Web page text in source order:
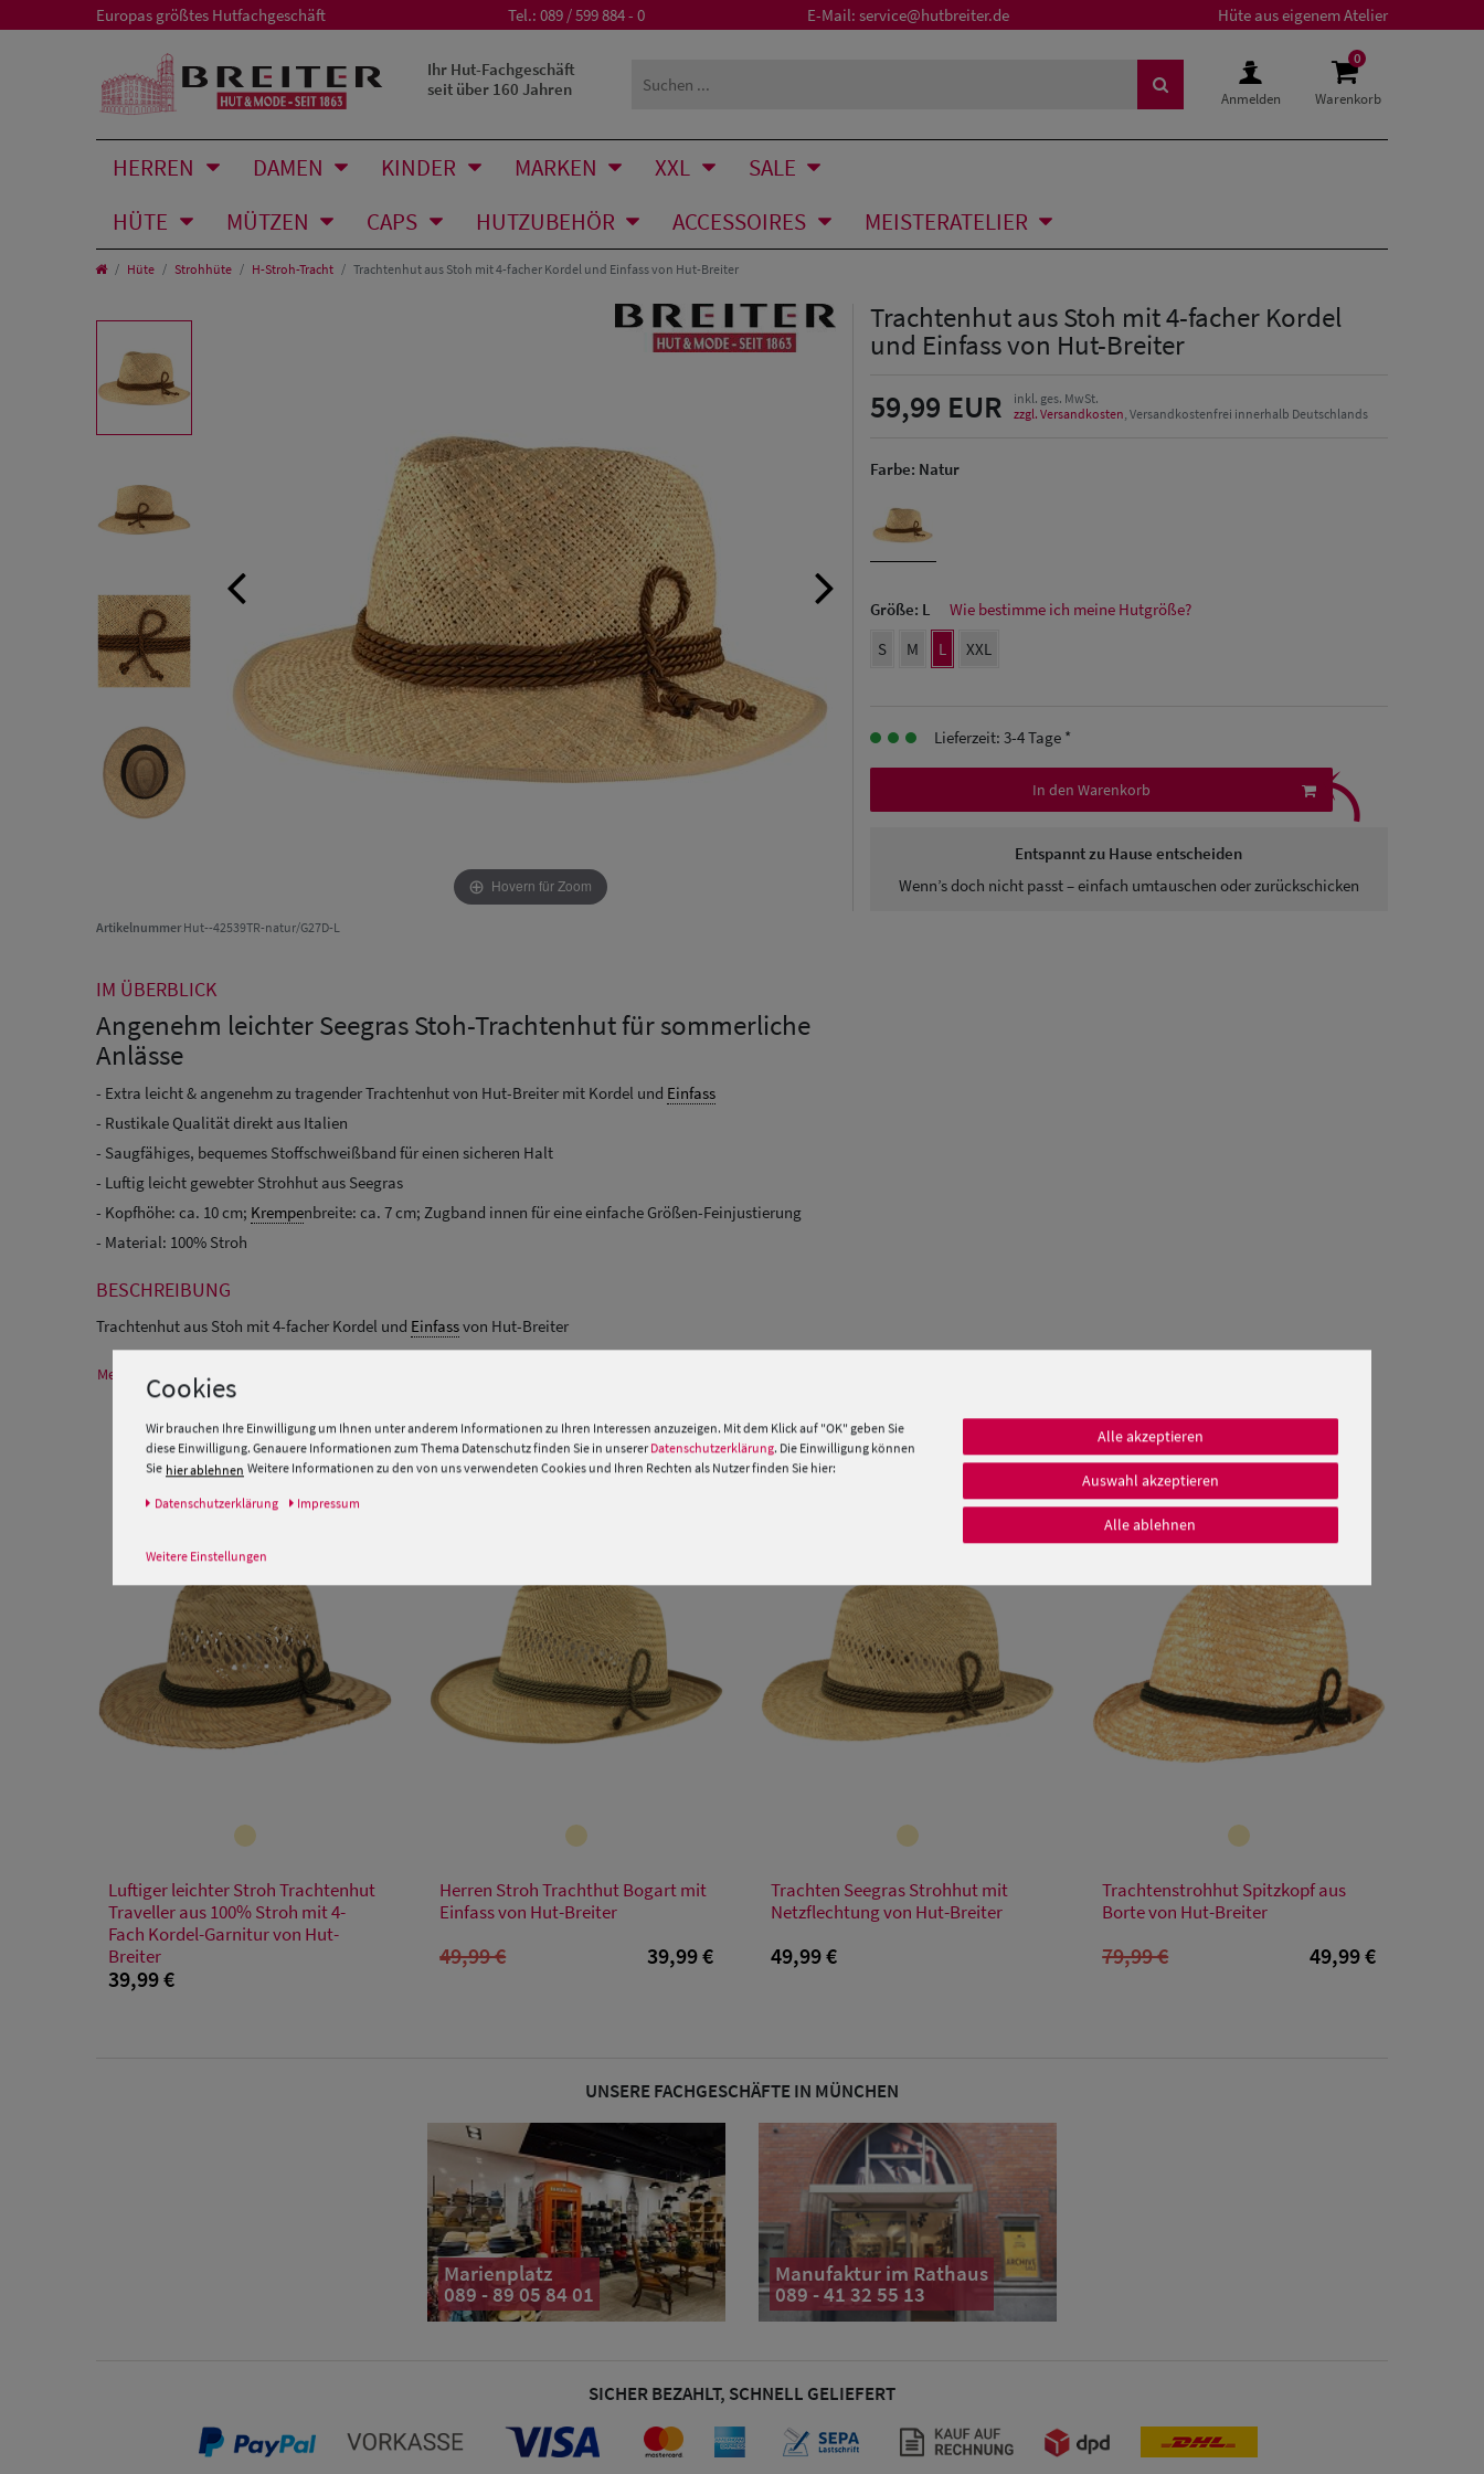
Europas größtes Hutfachgeschäft Tel.: 089 / 599 884 - 0 E-Mail: service@hutbreiter.de Hüte aus eigenem Atelier
Ihr Hut-Fachgeschäft
seit über 160 Jahren
Anmelden
0
Warenkorb
HERREN DAMEN KINDER MARKEN XXL
SALE
HÜTE
MÜTZEN CAPS HUTZUBEHÖR ACCESSOIRES MEISTERATELIER
Hüte Strohhüte H-Stroh-Tracht Trachtenhut aus Stoh mit 4-facher Kordel und Einfass von Hut-Breiter
Hovern für Zoom
ArtikelnummerHut--42539TR-natur/G27D-L
Trachtenhut aus Stoh mit 4-facher Kordel
und Einfass von Hut-Breiter
59,99 EUR
inkl. ges. MwSt.
zzgl. Versandkosten, Versandkostenfrei innerhalb Deutschlands
Farbe: Natur
Größe: L
Wie bestimme ich meine Hutgröße?
S
M L XXL
Lieferzeit: 3-4 Tage *
In den Warenkorb
Entspannt zu Hause entscheiden
Wenn’s doch nicht passt – einfach umtauschen oder zurückschicken
⤹
IM ÜBERBLICK
Angenehm leichter Seegras Stoh-Trachtenhut für sommerliche
Anlässe
- Extra leicht & angenehm zu tragender Trachtenhut von Hut-Breiter mit Kordel und Einfass
- Rustikale Qualität direkt aus Italien
- Saugfähiges, bequemes Stoffschweißband für einen sicheren Halt
- Luftig leicht gewebter Strohhut aus Seegras
- Kopfhöhe: ca. 10 cm; Krempenbreite: ca. 7 cm; Zugband innen für eine einfache Größen-Feinjustierung
- Material: 100% Stroh
BESCHREIBUNG
Trachtenhut aus Stoh mit 4-facher Kordel und Einfassvon Hut-Breiter
Mehr Informationen zum Hersteller und EU Verantwortlichen »
PRODUKTEMPFEHLUNGEN
S M L XL XXL
Luftiger leichter Stroh Trachtenhut
Traveller aus 100% Stroh mit 4-
Fach Kordel-Garnitur von Hut-
Breiter
39,99 €
S
Herren Stroh Trachthut Bogart mit
Einfass von Hut-Breiter
49,99 € 39,99 €
M
Trachten Seegras Strohhut mit
Netzflechtung von Hut-Breiter
49,99 €
SALE
L XL
Trachtenstrohhut Spitzkopf aus
Borte von Hut-Breiter
79,99 € 49,99 €
UNSERE FACHGESCHÄFTE IN MÜNCHEN
Marienplatz
089 - 89 05 84 01
Manufaktur im Rathaus
089 - 41 32 55 13
SICHER BEZAHLT, SCHNELL GELIEFERT
Cookies
Wir brauchen Ihre Einwilligung um Ihnen unter anderem Informationen zu Ihren Interessen anzuzeigen. Mit dem Klick auf "OK" geben Sie
diese Einwilligung. Genauere Informationen zum Thema Datenschutz finden Sie in unserer Datenschutzerklärung. Die Einwilligung können
Sie hier ablehnen Weitere Informationen zu den von uns verwendeten Cookies und Ihren Rechten als Nutzer finden Sie hier:
Daten­schutz­erklärung Impressum
Weitere Einstellungen
Alle akzeptieren
Auswahl akzeptieren
Alle ablehnen